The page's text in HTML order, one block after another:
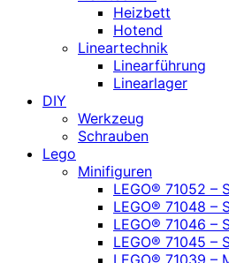
Heizbett
Hotend
Lineartechnik
Linearführung
Linearlager
DIY
Werkzeug
Schrauben
Lego
Minifiguren
LEGO® 71052 –
LEGO® 71048 –
LEGO® 71046 –
LEGO® 71045 –
LEGO® 71039 –